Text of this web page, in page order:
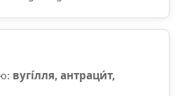
вугі́лля, антраци́т,